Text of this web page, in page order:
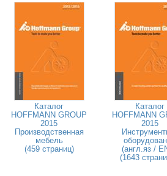
Каталог
HOFFMANN GROUP
2015
Производственная
мебель
(459 страниц)
Каталог
HOFFMANN
2015
(англ.яз /
(1643